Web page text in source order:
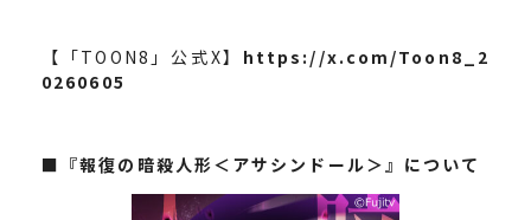
【「TOON8」公式X】 https://x.com/Toon8_2
0260605
■『報復の暗殺人形＜アサシンドール＞』について